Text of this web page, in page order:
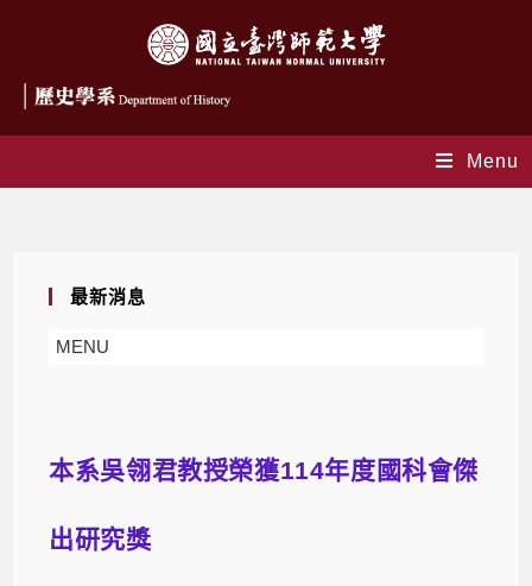
Menu
最新消息
MENU
本系吳翎君教授榮獲114年度國科會傑
出研究獎